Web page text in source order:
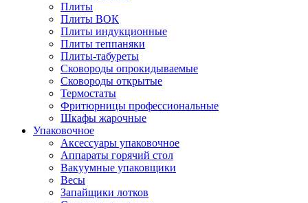
Плиты
Плиты ВОК
Плиты индукционные
Плиты теппаняки
Плиты-табуреты
Сковороды опрокидываемые
Сковороды открытые
Термостаты
Фритюрницы профессиональные
Шкафы жарочные
Упаковочное
Аксессуары упаковочное
Аппараты горячий стол
Вакуумные упаковщики
Весы
Запайщики лотков